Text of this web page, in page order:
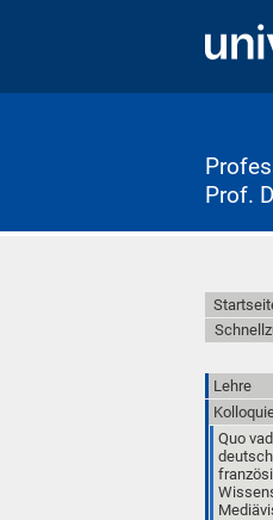
Prof.
Lehre
Quo